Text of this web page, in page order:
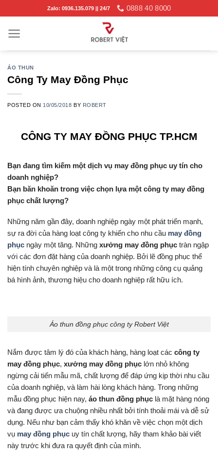
to
content
Zalo: 0936.135.079 || 24/7 0888 40 8000
ÁO THUN
Công Ty May Đồng Phục
POSTED ON 10/05/2018 BY ROBERT
CÔNG TY MAY ĐỒNG PHỤC TP.HCM
Bạn đang tìm kiếm một dịch vụ may đồng phục uy tín cho
doanh nghiệp?
Bạn băn khoăn trong việc chọn lựa một công ty may đồng
phục chất lượng?
Những năm gần đây, doanh nghiệp ngày một phát triển mạnh,
sự ra đời của hàng loạt công ty khiến cho nhu cầu may đồng
phục ngày một tăng. Những xưởng may đồng phục tràn ngập
với các đơn đặt hàng của doanh nghiệp. Bởi lẽ đồng phục thể
hiện tính chuyên nghiệp và là một trong những công cụ quảng
bá hình ảnh, thương hiệu cho doanh nghiệp rất hữu ích.
Áo thun đồng phục công ty Robert Việt
Nắm được tâm lý đó của khách hàng, hàng loạt các công ty
may đồng phục, xưởng may đồng phục lớn nhỏ không
ngừng cải tiến mẫu mã, chất lượng để đáp ứng kịp thời nhu cầu
của doanh nghiệp, và làm hài lòng khách hàng. Trong những
mẫu đồng phục hiện nay, áo thun đồng phục là mặt hàng nóng
và đang được ưa chuộng nhiều nhất bởi tính thoải mái và dễ sử
dụng. Nếu như bạn cảm thấy khó khăn về việc chọn một dịch
vụ may đồng phục uy tín chất lượng, hãy tham khảo bài viết
này trước khi đưa ra quyết định của mình.